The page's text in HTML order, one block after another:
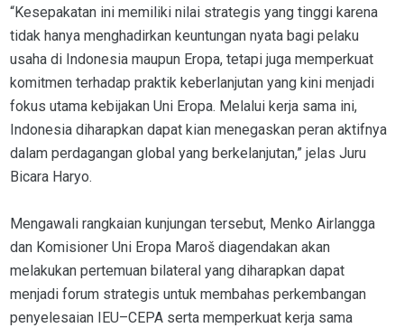
“Kesepakatan ini memiliki nilai strategis yang tinggi karena
tidak hanya menghadirkan keuntungan nyata bagi pelaku
usaha di Indonesia maupun Eropa, tetapi juga memperkuat
komitmen terhadap praktik keberlanjutan yang kini menjadi
fokus utama kebijakan Uni Eropa. Melalui kerja sama ini,
Indonesia diharapkan dapat kian menegaskan peran aktifnya
dalam perdagangan global yang berkelanjutan,” jelas Juru
Bicara Haryo.
Mengawali rangkaian kunjungan tersebut, Menko Airlangga
dan Komisioner Uni Eropa Maroš diagendakan akan
melakukan pertemuan bilateral yang diharapkan dapat
menjadi forum strategis untuk membahas perkembangan
penyelesaian IEU–CEPA serta memperkuat kerja sama